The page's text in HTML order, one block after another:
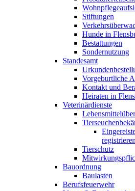
Stiftungen
Hunde in
Bestattungen
Sondernutzung
Standesamt
Vorgeburtliche
Kontakt und
Heiraten in
Veterinärdienste
Tierschutz
Bauordnung
Baulasten
Berufsfeuerwehr